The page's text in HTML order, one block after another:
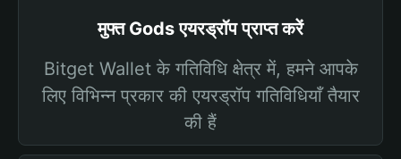
मुफ्त Gods एयरड्रॉप प्राप्त करें
Bitget Wallet के गतिविधि क्षेत्र में, हमने आपके
लिए विभिन्न प्रकार की एयरड्रॉप गतिविधियाँ तैयार
की हैं